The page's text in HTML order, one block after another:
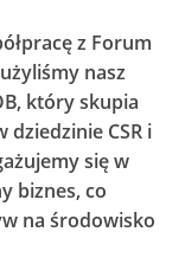
z Forum
nasz
który skupia
CSR i
się w
biznes, co
na środowisko